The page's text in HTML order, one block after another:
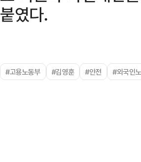
붙였다.
#고용노동부 #김영훈 #안전 #외국인